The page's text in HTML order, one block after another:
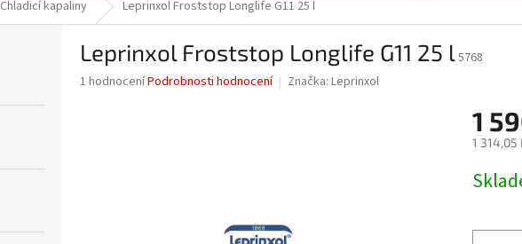
Chladicí kapaliny Leprinxol Froststop Longlife G11 25 l
Leprinxol Froststop Longlife G11 25 l5768
Průměrné
1 hodnoceníPodrobnosti hodnocení Značka: Leprinxol
1
1 314,05
cena: